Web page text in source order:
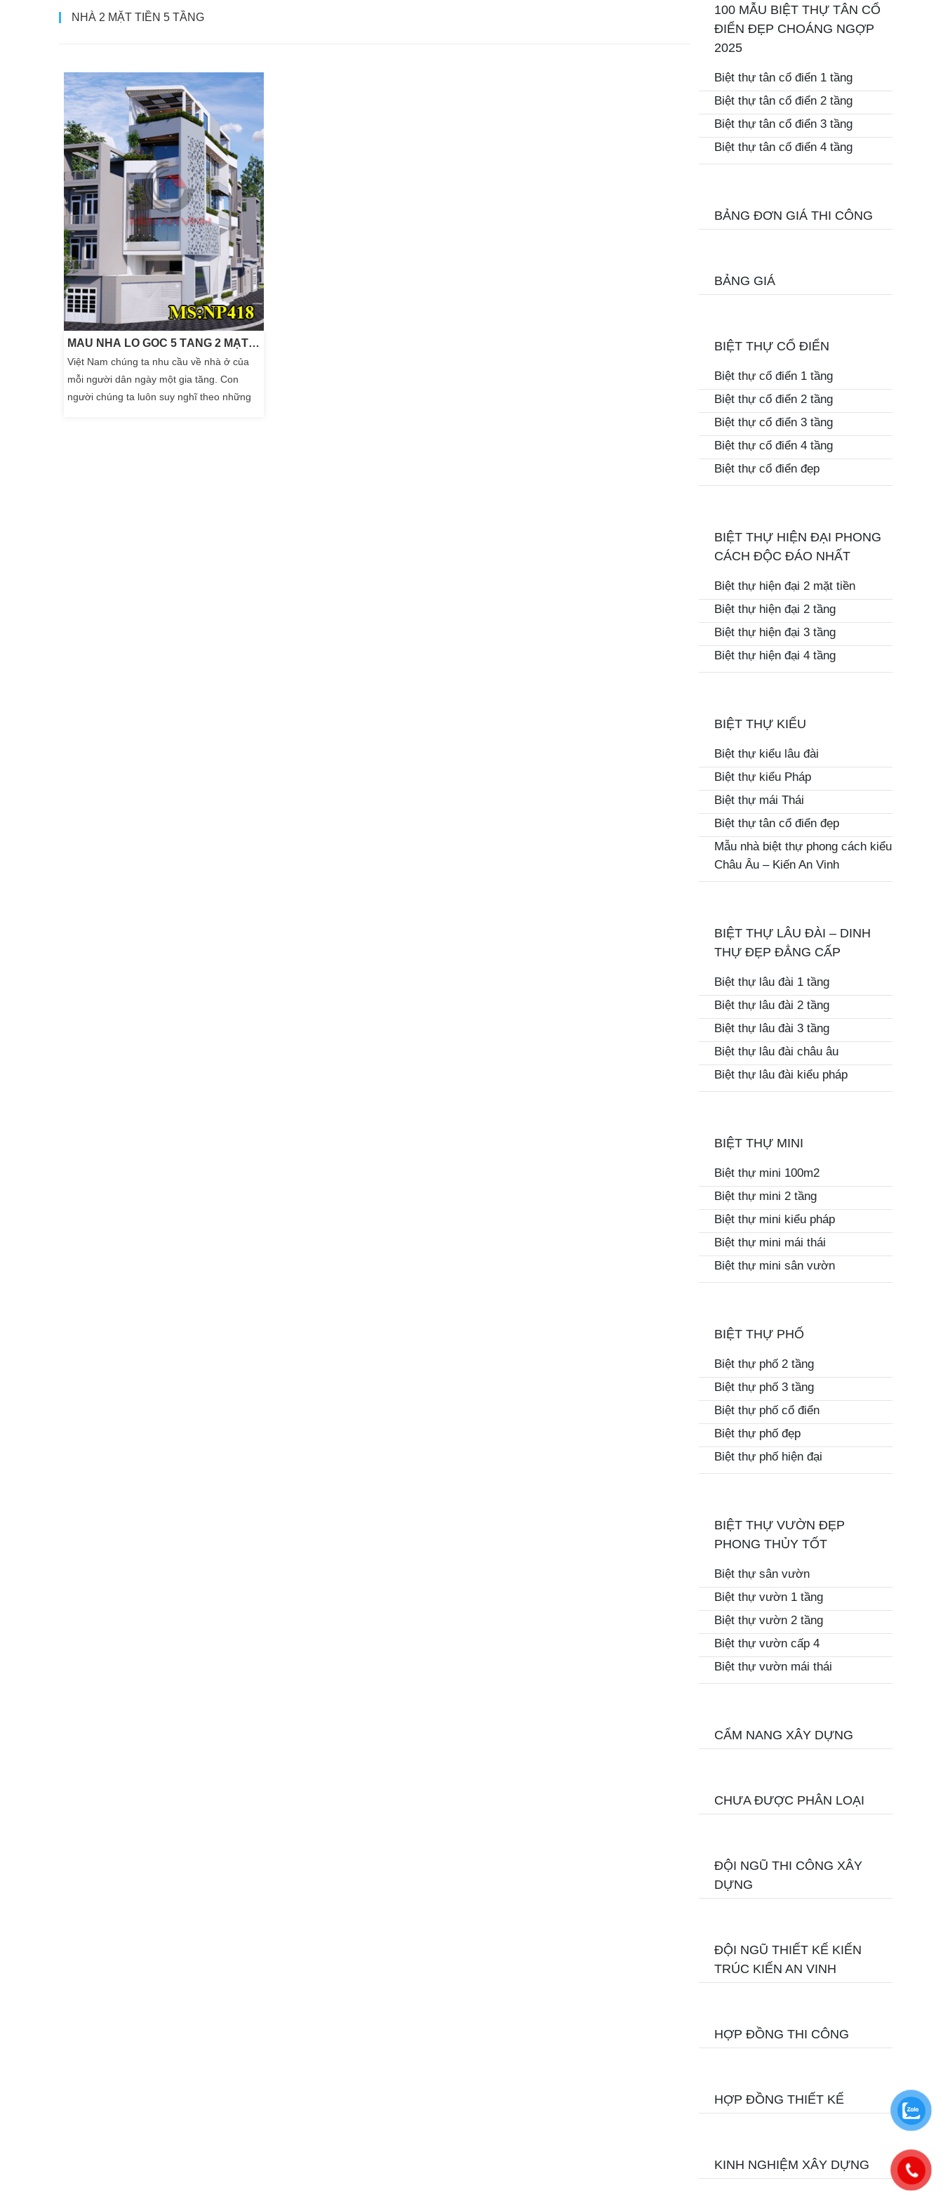
NHÀ 2 MẶT TIỀN 5 TẦNG
MẪU NHÀ LÔ GÓC 5 TẦNG 2 MẶT TIỀN ĐẸP HIỆN ĐẠI
Việt Nam chúng ta nhu cầu về nhà ở của
mỗi người dân ngày một gia tăng. Con
người chúng ta luôn suy nghĩ theo những
100 MẪU BIỆT THỰ TÂN CỔ
ĐIỂN ĐẸP CHOÁNG NGỢP
2025
Biệt thự tân cổ điển 1 tầng
Biệt thự tân cổ điển 2 tầng
Biệt thự tân cổ điển 3 tầng
Biệt thự tân cổ điển 4 tầng
BẢNG ĐƠN GIÁ THI CÔNG
BẢNG GIÁ
BIỆT THỰ CỔ ĐIỂN
Biệt thự cổ điển 1 tầng
Biệt thự cổ điển 2 tầng
Biệt thự cổ điển 3 tầng
Biệt thự cổ điển 4 tầng
Biệt thự cổ điển đẹp
BIỆT THỰ HIỆN ĐẠI PHONG
CÁCH ĐỘC ĐÁO NHẤT
Biệt thự hiện đại 2 mặt tiền
Biệt thự hiện đại 2 tầng
Biệt thự hiện đại 3 tầng
Biệt thự hiện đại 4 tầng
BIỆT THỰ KIỂU
Biệt thự kiểu lâu đài
Biệt thự kiểu Pháp
Biệt thự mái Thái
Biệt thự tân cổ điển đẹp
Mẫu nhà biệt thự phong cách kiểu
Châu Âu – Kiến An Vinh
BIỆT THỰ LÂU ĐÀI – DINH
THỰ ĐẸP ĐẲNG CẤP
Biệt thự lâu đài 1 tầng
Biệt thự lâu đài 2 tầng
Biệt thự lâu đài 3 tầng
Biệt thự lâu đài châu âu
Biệt thự lâu đài kiểu pháp
BIỆT THỰ MINI
Biệt thự mini 100m2
Biệt thự mini 2 tầng
Biệt thự mini kiểu pháp
Biệt thự mini mái thái
Biệt thự mini sân vườn
BIỆT THỰ PHỐ
Biệt thự phố 2 tầng
Biệt thự phố 3 tầng
Biệt thự phố cổ điển
Biệt thự phố đẹp
Biệt thự phố hiện đại
BIỆT THỰ VƯỜN ĐẸP
PHONG THỦY TỐT
Biệt thự sân vườn
Biệt thự vườn 1 tầng
Biệt thự vườn 2 tầng
Biệt thự vườn cấp 4
Biệt thự vườn mái thái
CẨM NANG XÂY DỰNG
CHƯA ĐƯỢC PHÂN LOẠI
ĐỘI NGŨ THI CÔNG XÂY
DỰNG
ĐỘI NGŨ THIẾT KẾ KIẾN
TRÚC KIẾN AN VINH
HỢP ĐỒNG THI CÔNG
HỢP ĐỒNG THIẾT KẾ
KINH NGHIỆM XÂY DỰNG